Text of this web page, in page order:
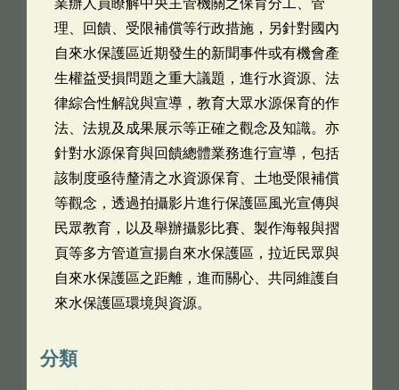
業辦人員瞭解中央主管機關之保育分工、管
理、回饋、受限補償等行政措施，另針對國內
自來水保護區近期發生的新聞事件或有機會產
生權益受損問題之重大議題，進行水資源、法
律綜合性解說與宣導，教育大眾水源保育的作
法、法規及成果展示等正確之觀念及知識。亦
針對水源保育與回饋總體業務進行宣導，包括
該制度亟待釐清之水資源保育、土地受限補償
等觀念，透過拍攝影片進行保護區風光宣傳與
民眾教育，以及舉辦攝影比賽、製作海報與摺
頁等多方管道宣揚自來水保護區，拉近民眾與
自來水保護區之距離，進而關心、共同維護自
來水保護區環境與資源。
分類